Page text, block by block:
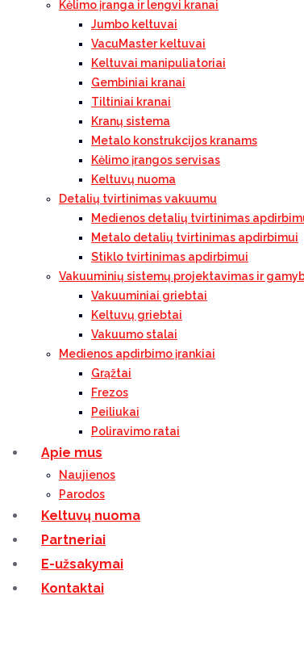
Kėlimo įranga ir lengvi kranai
Jumbo keltuvai
VacuMaster keltuvai
Keltuvai manipuliatoriai
Gembiniai kranai
Tiltiniai kranai
Kranų sistema
Metalo konstrukcijos kranams
Kėlimo įrangos servisas
Keltuvų nuoma
Detalių tvirtinimas vakuumu
Medienos detalių tvirtinimas
Metalo detalių tvirtinimas apdirbimui
Stiklo tvirtinimas apdirbimui
Vakuuminių sistemų projektavimas ir
Vakuuminiai griebtai
Keltuvų griebtai
Vakuumo stalai
Medienos apdirbimo įrankiai
Grąžtai
Frezos
Peiliukai
Poliravimo ratai
Apie mus
Naujienos
Parodos
Keltuvų nuoma
Partneriai
E-užsakymai
Kontaktai